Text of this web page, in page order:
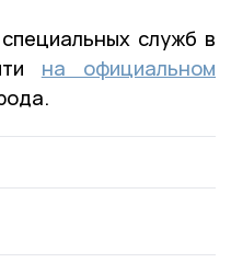
служб в
на официальном